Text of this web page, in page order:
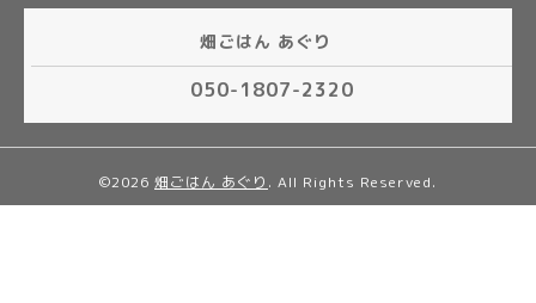
畑ごはん あぐり
050-1807-2320
©2026 畑ごはん あぐり . All Rights Reserved.